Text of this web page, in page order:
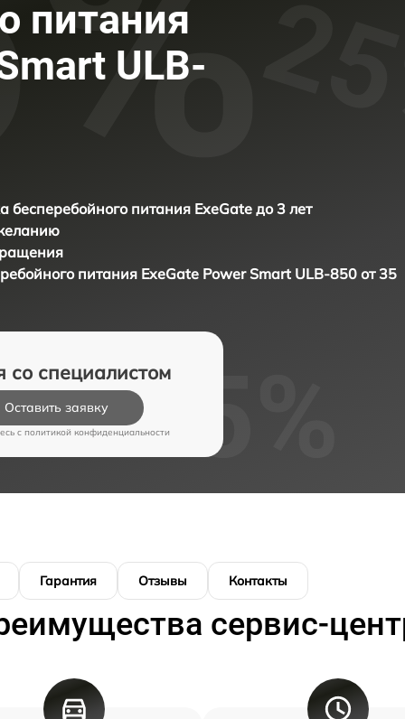
питания
ULB-
бесперебойного питания ExeGate до 3 лет
питания ExeGate Power Smart ULB-850 от 35
со специалистом
Оставить заявку
c политикой конфиденциальности
Гарантия Отзывы Контакты
сервис-